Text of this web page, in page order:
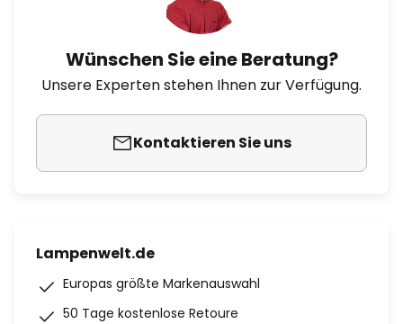
Wünschen Sie eine Beratung?
Unsere Experten stehen Ihnen zur Verfügung.
Kontaktieren Sie uns
Lampenwelt.de
Europas größte Markenauswahl
50 Tage kostenlose Retoure